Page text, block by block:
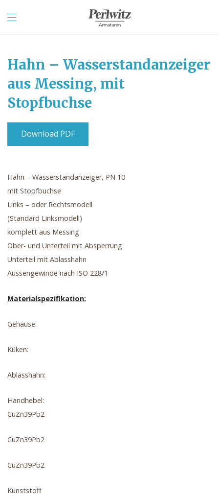
Hahn – Wasserstandanzeiger
aus Messing, mit
Stopfbuchse
Download PDF
Hahn – Wasserstandanzeiger, PN 10
mit Stopfbuchse
Links – oder Rechtsmodell
(Standard Linksmodell)
komplett aus Messing
Ober- und Unterteil mit Absperrung
Unterteil mit Ablasshahn
Aussengewinde nach ISO 228/1
Materialspezifikation:
Gehäuse:
Küken:
Ablasshahn:
Handhebel:
CuZn39Pb2
CuZn39Pb2
CuZn39Pb2
Kunststoff